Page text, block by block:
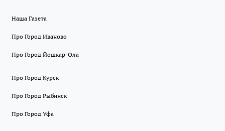
Наша Газета
Про Город Иваново
Про Город Йошкар-Ола
Про Город Курск
Про Город Рыбинск
Про Город Уфа